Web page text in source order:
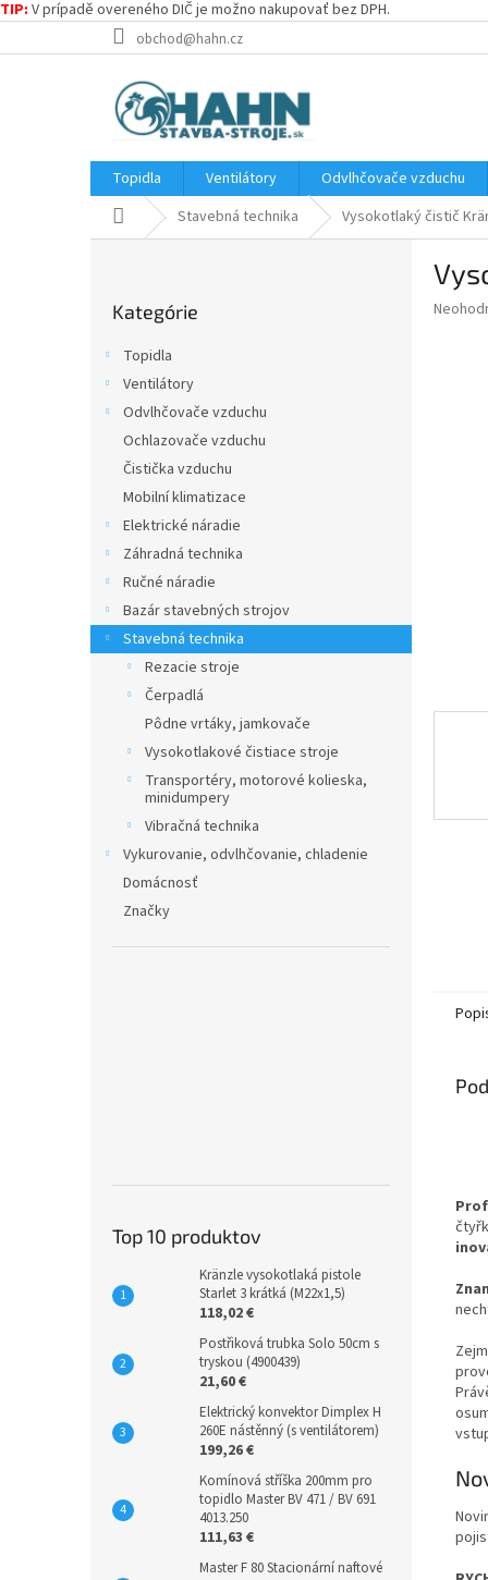
TIP: V prípadě overeného DIČ je možno nakupovať bez DPH.
na
obchod@hahn.cz
Topidla Ventilátory
Odvlhčovače vzduchu
DomovStavebná technika Vysokotlaký čistič
kategórie
Kategórie
Topidla
Ventilátory
Odvlhčovače vzduchu
Ochlazovače vzduchu
Čistička vzduchu
Mobilní klimatizace
Elektrické náradie
Záhradná technika
Ručné náradie
Bazár stavebných strojov
Stavebná technika
Rezacie stroje
Čerpadlá
Pôdne vrtáky, jamkovače
Vysokotlakové čistiace stroje
Transportéry, motorové kolieska,
minidumpery
Vibračná technika
Vykurovanie, odvlhčovanie, chladenie
Domácnosť
Značky
Top 10 produktov
Kränzle vysokotlaká pistole
Starlet 3 krátká (M22x1,5)
118,02 €
Postřiková trubka Solo 50cm s
tryskou (4900439)
21,60 €
Elektrický konvektor Dimplex H
260E nástěnný (s ventilátorem)
199,26 €
Komínová stříška 200mm pro
topidlo Master BV 471 / BV 691
4013.250
111,63 €
Master F 80 Stacionární naftové